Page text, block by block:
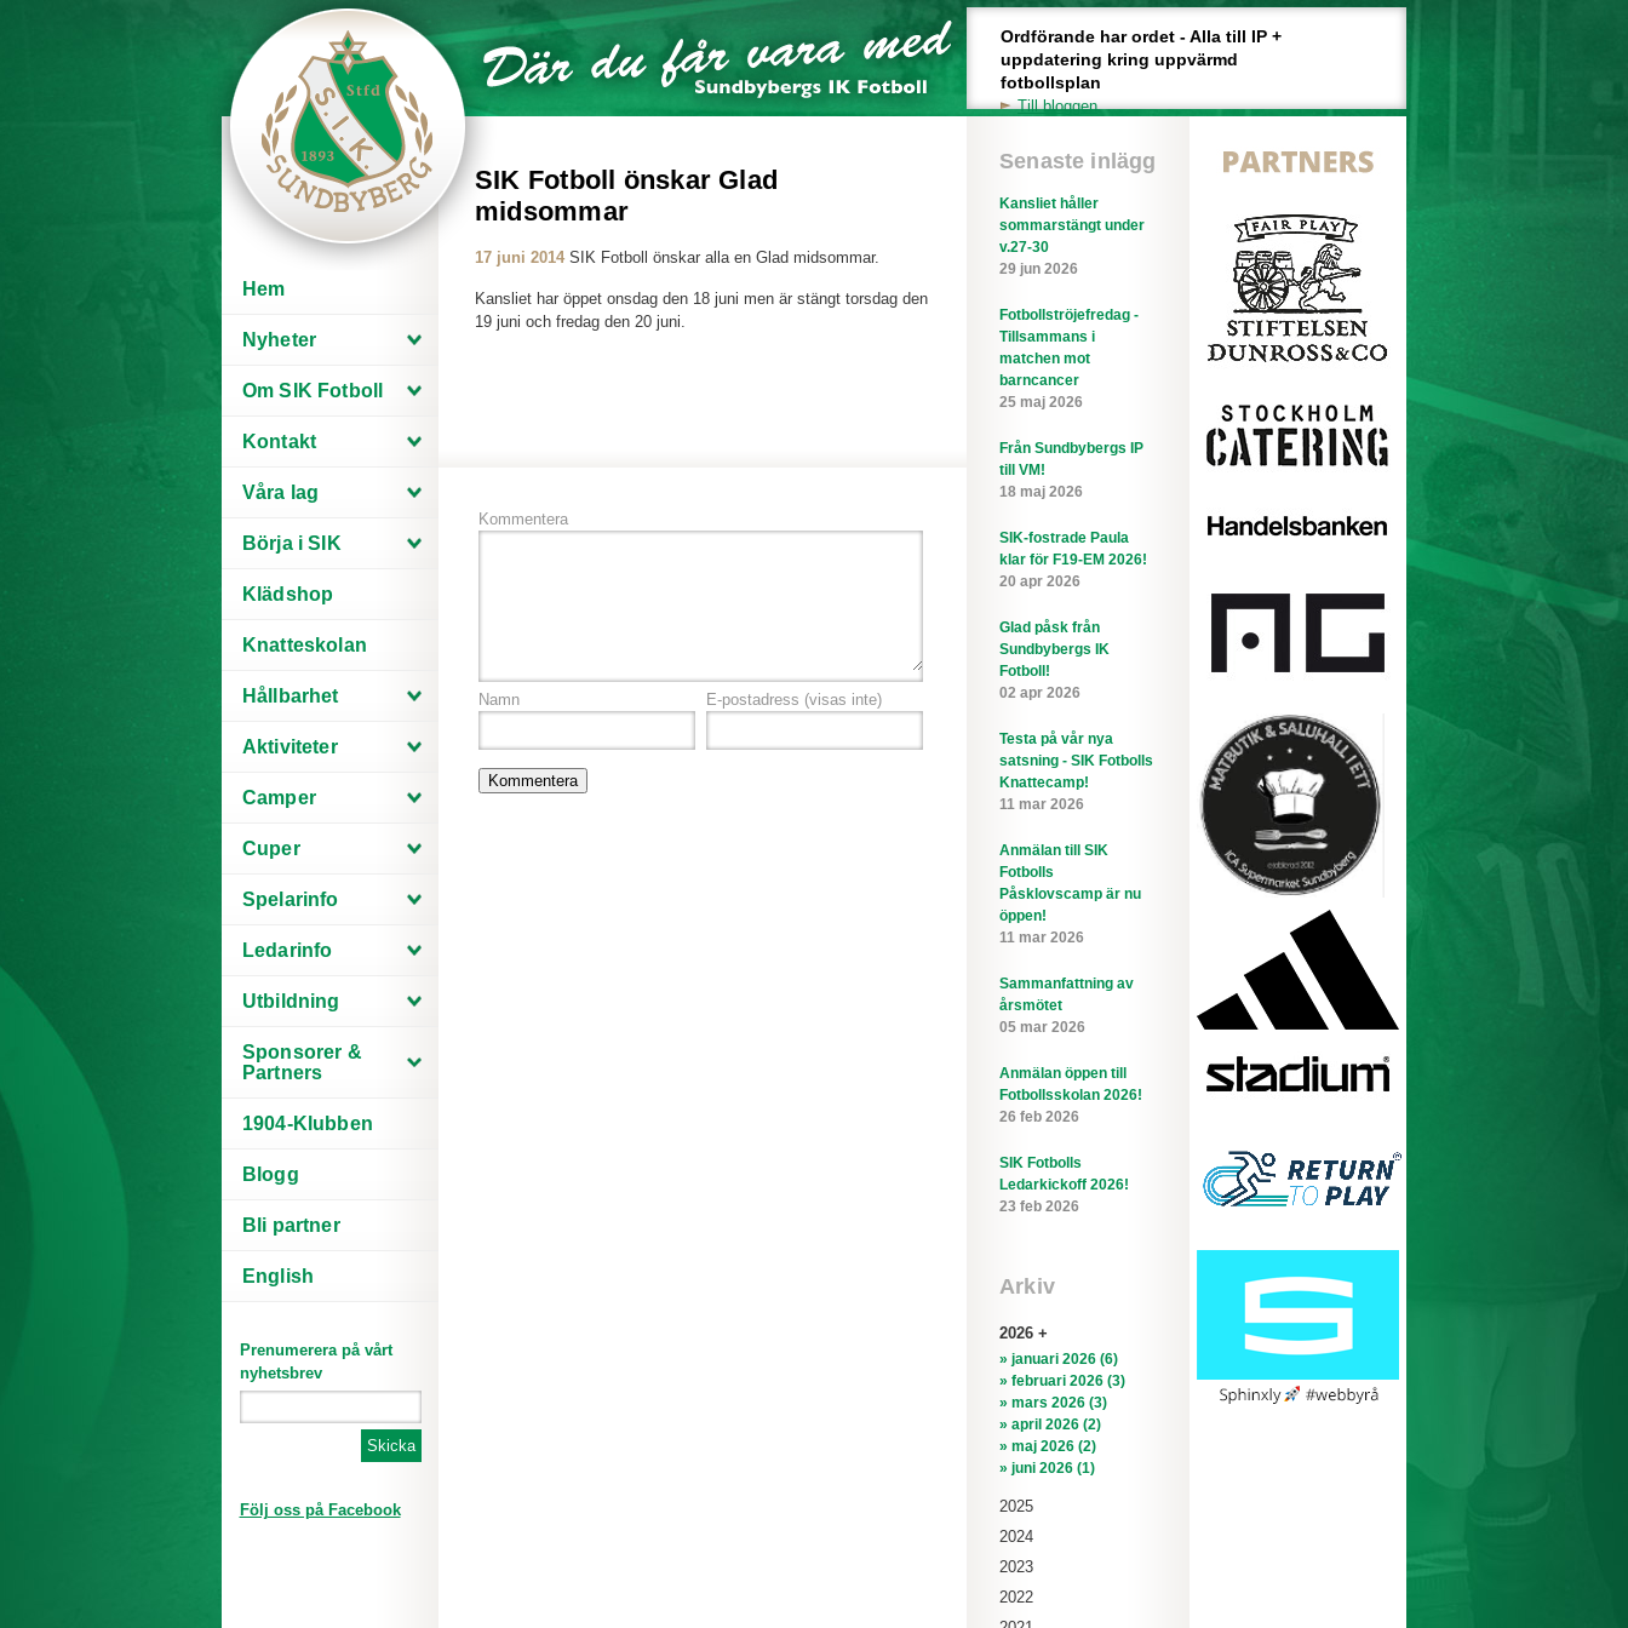
Ordförande har ordet - Alla till IP +
uppdatering kring uppvärmd
fotbollsplan
Till bloggen
Hem
Nyheter
Om SIK Fotboll
Kontakt
Våra lag
Börja i SIK
Klädshop
Knatteskolan
Hållbarhet
Aktiviteter
Camper
Cuper
Spelarinfo
Ledarinfo
Utbildning
Sponsorer &
Partners
1904-Klubben
Blogg
Bli partner
English
Prenumerera på vårt
nyhetsbrev
Följ oss på Facebook
SIK Fotboll önskar Glad
midsommar
17 juni 2014 SIK Fotboll önskar alla en Glad midsommar.
Kansliet har öppet onsdag den 18 juni men är stängt torsdag den
19 juni och fredag den 20 juni.
Kommentera
Namn E-postadress (visas inte)
Senaste inlägg
Kansliet håller
sommarstängt under
v.27-30
29 jun 2026
Fotbollströjefredag -
Tillsammans i
matchen mot
barncancer
25 maj 2026
Från Sundbybergs IP
till VM!
18 maj 2026
SIK-fostrade Paula
klar för F19-EM 2026!
20 apr 2026
Glad påsk från
Sundbybergs IK
Fotboll!
02 apr 2026
Testa på vår nya
satsning - SIK Fotbolls
Knattecamp!
11 mar 2026
Anmälan till SIK
Fotbolls
Påsklovscamp är nu
öppen!
11 mar 2026
Sammanfattning av
årsmötet
05 mar 2026
Anmälan öppen till
Fotbollsskolan 2026!
26 feb 2026
SIK Fotbolls
Ledarkickoff 2026!
23 feb 2026
Arkiv
2026
» januari 2026 (6)
» februari 2026 (3)
» mars 2026 (3)
» april 2026 (2)
» maj 2026 (2)
» juni 2026 (1)
2025
2024
2023
2022